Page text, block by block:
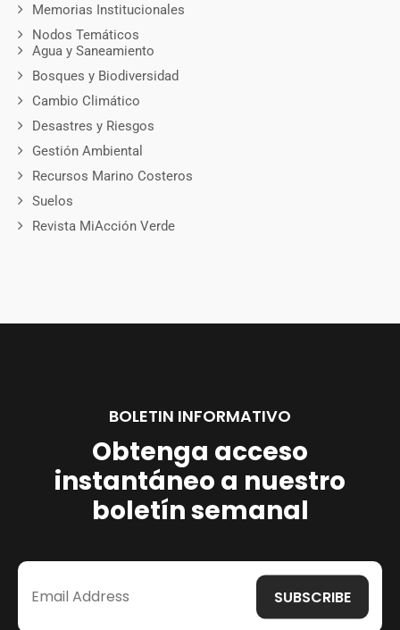
Memorias Institucionales
Nodos Temáticos
Agua y Saneamiento
Bosques y Biodiversidad
Cambio Climático
Desastres y Riesgos
Gestión Ambiental
Recursos Marino Costeros
Suelos
Revista MiAcción Verde
BOLETIN INFORMATIVO
Obtenga acceso
instantáneo a nuestro
boletín semanal